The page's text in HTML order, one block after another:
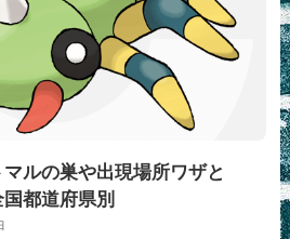
マルの巣や出現場所ワザと
都道府県別